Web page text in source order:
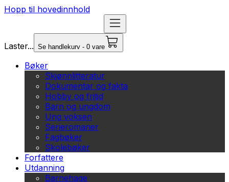
Hopp til hovedinnhold
Laster... Se handlekurv - 0 vare
Bøker
Skjønnlitteratur
Dokumentar og fakta
Hobby og fritid
Barn og ungdom
Ung voksen
Serieromaner
Fagbøker
Skolebøker
Forfattere
Utdanning
Barnehage